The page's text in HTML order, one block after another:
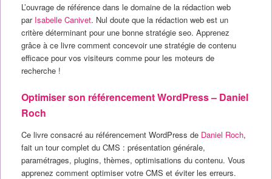
L’ouvrage de référencedans le domaine de la rédaction web
par Isabelle Canivet. Nul doute que la rédaction web est un
critère déterminant pour une bonne stratégie seo. Apprenez
grâce à ce livre comment concevoir une stratégie de contenu
efficace pour vos visiteurs comme pour les moteurs de
recherche !
Optimiser son référencement WordPress – Daniel
Roch
Ce livre consacré au référencement WordPress de Daniel Roch,
fait un tour complet du CMS : présentation générale,
paramétrages, plugins, thèmes, optimisations du contenu. Vous
apprenez comment optimiser votre CMS et éviter les erreurs.